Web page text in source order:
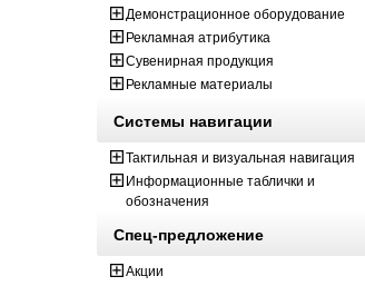
Демонстрационное оборудование
Рекламная атрибутика
Сувенирная продукция
Рекламные материалы
Системы навигации
Тактильная и визуальная навигация
Информационные таблички и
обозначения
Спец-предложение
Акции